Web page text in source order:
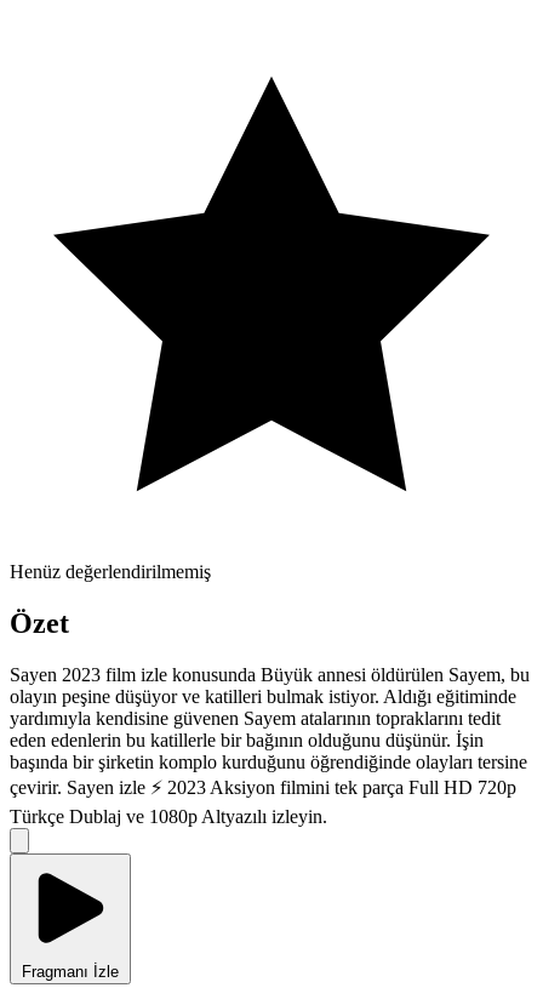
Henüz değerlendirilmemiş
Özet
Sayen 2023 film izle konusunda Büyük annesi öldürülen Sayem, bu
olayın peşine düşüyor ve katilleri bulmak istiyor. Aldığı eğitiminde
yardımıyla kendisine güvenen Sayem atalarının topraklarını tedit
eden edenlerin bu katillerle bir bağının olduğunu düşünür. İşin
başında bir şirketin komplo kurduğunu öğrendiğinde olayları tersine
çevirir. Sayen izle ⚡ 2023 Aksiyon filmini tek parça Full HD 720p
Türkçe Dublaj ve 1080p Altyazılı izleyin.
Fragmanı İzle